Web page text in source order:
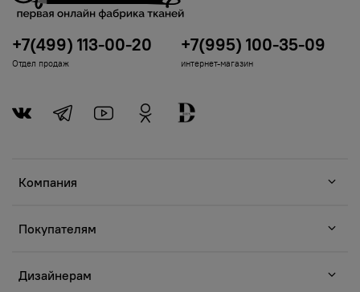
Компания
Покупателям
Дизайнерам
+7(499) 113-00-20
Отдел продаж
+7(995) 100-35-09
интернет-магазин